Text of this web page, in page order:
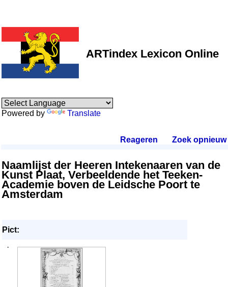
ARTindex Lexicon Online
Powered by Translate
Reageren Zoek opnieuw.
Naamlijst der Heeren Intekenaaren van de
Kunst Plaat, Verbeeldende het Teeken-
Academie boven de Leidsche Poort te
Amsterdam
Pict:
·